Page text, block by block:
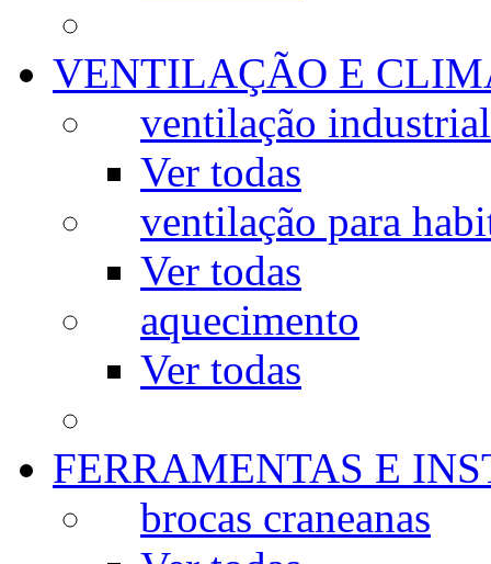
VENTILAÇÃO E
ventilação industrial
Ver todas
ventilação para
Ver todas
aquecimento
Ver todas
FERRAMENTAS E
brocas craneanas